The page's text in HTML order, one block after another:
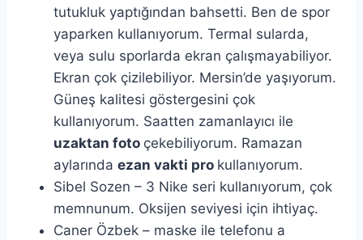
tutukluk yaptığından bahsetti. Ben de spor
yaparken kullanıyorum. Termal sularda,
veya sulu sporlarda ekran çalışmayabiliyor.
Ekran çok çizilebiliyor. Mersin’de yaşıyorum.
Güneş kalitesi göstergesini çok
kullanıyorum. Saatten zamanlayıcı ile
uzaktan foto çekebiliyorum. Ramazan
aylarında ezan vakti pro kullanıyorum.
Sibel Sozen – 3 Nike seri kullanıyorum, çok
memnunum. Oksijen seviyesi için ihtiyaç.
Caner Özbek – maske ile telefonu a